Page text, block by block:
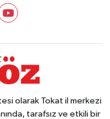
olarak Tokat il merkezi
tarafsız ve etkili bir